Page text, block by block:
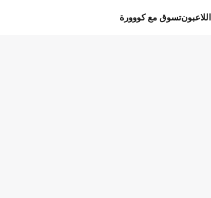
اللاعبونتسوق مع كووورة